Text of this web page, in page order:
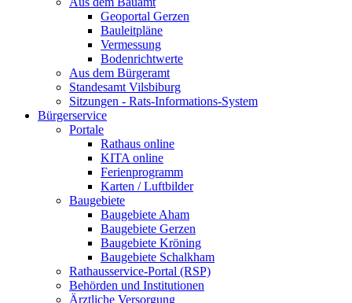
Geoportal Gerzen
Bauleitpläne
Vermessung
Bodenrichtwerte
Aus dem Bürgeramt
Standesamt Vilsbiburg
Sitzungen - Rats-Informations-System
Bürgerservice
Portale
Rathaus online
KITA online
Ferienprogramm
Karten / Luftbilder
Baugebiete
Baugebiete Aham
Baugebiete Gerzen
Baugebiete Kröning
Baugebiete Schalkham
Rathausservice-Portal (RSP)
Behörden und Institutionen
Ärztliche Versorgung